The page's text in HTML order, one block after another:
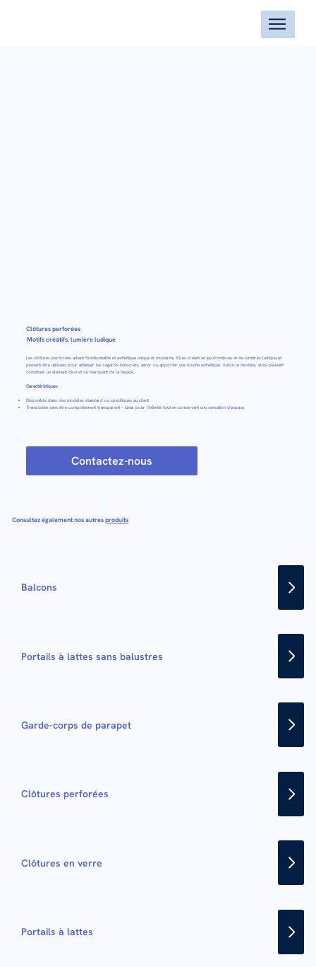
Clôtures perforées
Motifs créatifs, lumière ludique
Les clôtures perforées allient fonctionnalité et esthétique unique et moderne. Elles créent un jeu d'ombres et de lumières ludique et
peuvent être utilisées pour atténuer les regards indiscrets, aérer ou apporter une touche esthétique. Selon le modèle, elles peuvent
constituer un élément discret ou marquant de la façade.
Caractéristiques:
Disponible dans des modèles standard ou spécifiques au client
Translucide sans être complètement transparent – idéal pour l'intimité tout en conservant une sensation d'espace
Contactez-nous
Consultez également nos autresproduits
Balcons
Portails à lattes sans balustres
Garde-corps de parapet
Clôtures perforées
Clôtures en verre
Portails à lattes